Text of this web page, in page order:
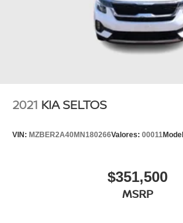
2021 KIA SELTOS
VIN: MZBER2A40MN180266Valores: 00011
$351,500
MSRP